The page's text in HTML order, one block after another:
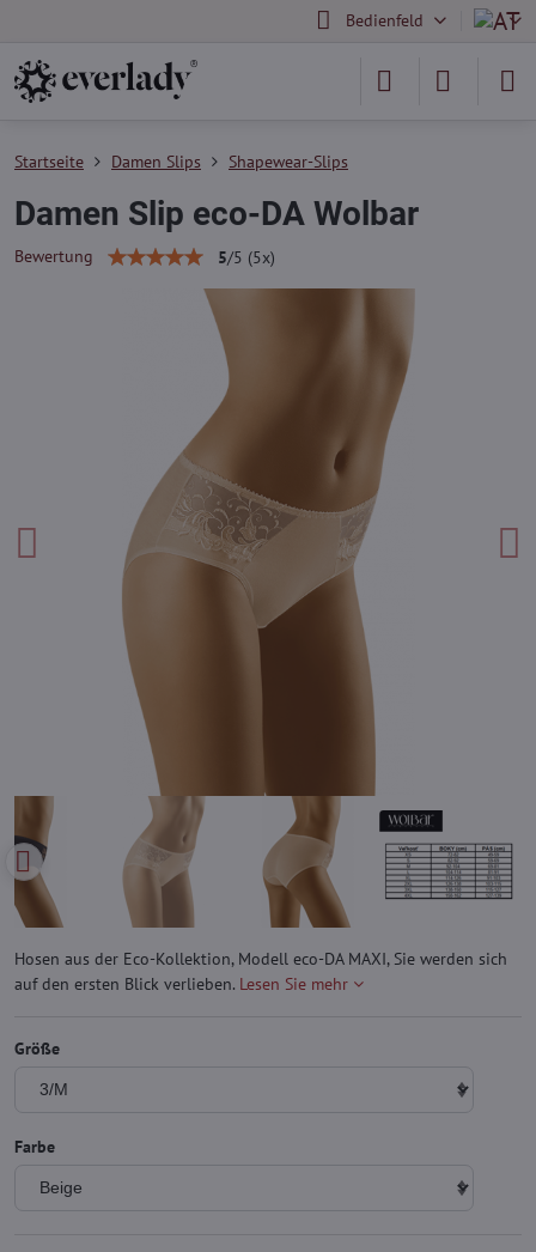
Bedienfeld
Startseite Damen Slips Shapewear-Slips
Damen Slip eco-DA Wolbar
Bewertung 5/5 (5x)
Hosen aus der Eco-Kollektion, Modell eco-DA MAXI, Sie werden sich
auf den ersten Blick verlieben. Lesen Sie mehr
Größe
Farbe